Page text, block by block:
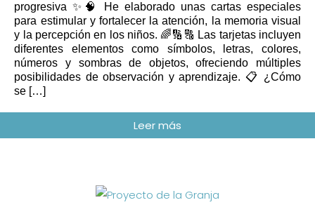
progresiva ✨🧠 He elaborado unas cartas especiales
para estimular y fortalecer la atención, la memoria visual
y la percepción en los niños. 🌈🔢🔠 Las tarjetas incluyen
diferentes elementos como símbolos, letras, colores,
números y sombras de objetos, ofreciendo múltiples
posibilidades de observación y aprendizaje. 📋 ¿Cómo
se […]